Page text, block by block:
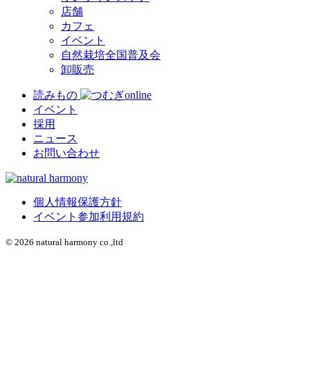
店舗
カフェ
イベント
自然栽培全国普及会
卸販売
読みもの
イベント
採用
ニュース
お問い合わせ
個人情報保護方針
イベント参加利用規約
© 2026 natural harmony co.,ltd